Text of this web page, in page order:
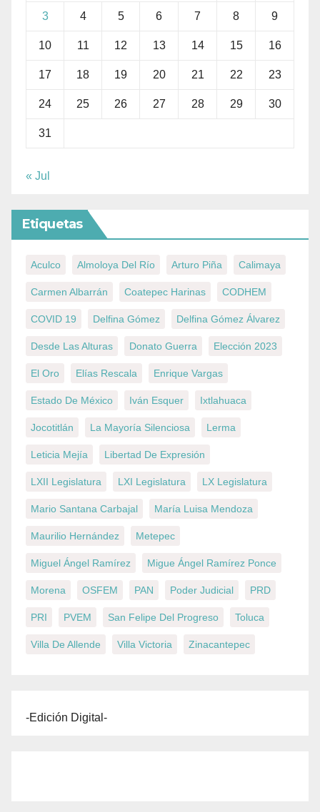
3 4 5 6 7 8 9
10 11 12 13 14 15 16
17 18 19 20 21 22 23
24 25 26 27 28 29 30
31
« Jul
Etiquetas
Aculco Almoloya Del Río Arturo Piña Calimaya
Carmen Albarrán Coatepec Harinas CODHEM
COVID 19 Delfina Gómez Delfina Gómez Álvarez
Desde Las Alturas Donato Guerra Elección 2023
El Oro Elías Rescala Enrique Vargas
Estado De México Iván Esquer Ixtlahuaca
Jocotitlán La Mayoría Silenciosa Lerma
Leticia Mejía Libertad De Expresión
LXII Legislatura LXI Legislatura LX Legislatura
Mario Santana Carbajal María Luisa Mendoza
Maurilio Hernández Metepec
Miguel Ángel Ramírez Migue Ángel Ramírez Ponce
Morena OSFEM PAN Poder Judicial PRD
PRI PVEM San Felipe Del Progreso Toluca
Villa De Allende Villa Victoria Zinacantepec
-Edición Digital-